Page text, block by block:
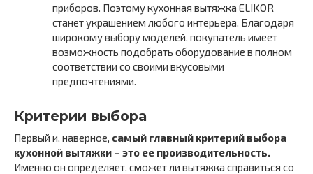
приборов. Поэтому кухонная вытяжка ELIKOR
станет украшением любого интерьера. Благодаря
широкому выбору моделей, покупатель имеет
возможность подобрать оборудование в полном
соответствии со своими вкусовыми
предпочтениями.
Критерии выбора
Первый и, наверное, самый главный критерий выбора
кухонной вытяжки – это ее производительность.
Именно он определяет, сможет ли вытяжка справиться со